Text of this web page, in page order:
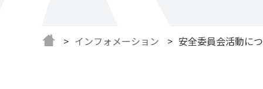
インフォメーション 安全委員会活動に